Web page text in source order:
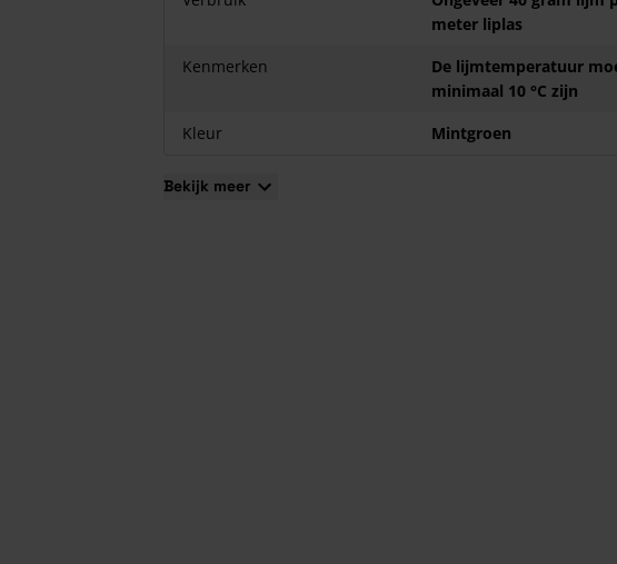
meter liplas
Kenmerken
De lijmtemperatuur
minimaal 10 °C zijn
Kleur
Mintgroen
Bekijk meer